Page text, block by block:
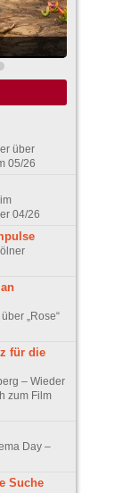
über
05/26
04/26
„Rose“
für die
– Wieder
zum Film
Day –
Suche